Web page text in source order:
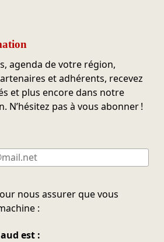
agenda de votre région,
et adhérents, recevez
et plus encore dans notre
N’hésitez pas à vous abonner !
nous assurer que vous
:
est :